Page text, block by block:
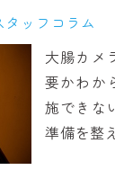
タッフコラム
大腸カメ
要かわか
施できな
準備を整